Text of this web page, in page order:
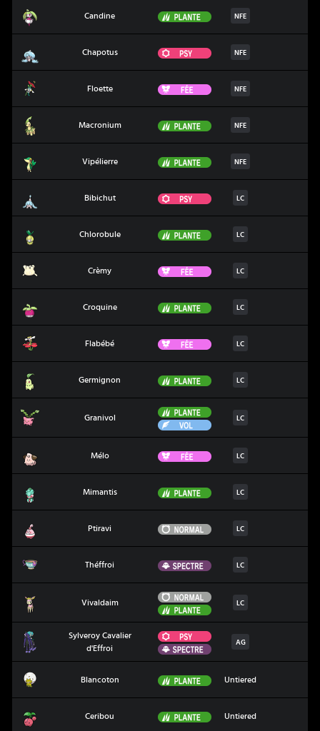
Candine Plante NFE
Chapotus Psy NFE
Floette Fée NFE
Macronium Plante NFE
Vipélierre Plante NFE
Bibichut Psy LC
Chlorobule Plante LC
Crèmy Fée LC
Croquine Plante LC
Flabébé Fée LC
Germignon Plante LC
Granivol
Plante
Vol
LC
Mélo Fée LC
Mimantis Plante LC
Ptiravi Normal LC
Théffroi Spectre LC
Vivaldaim
Normal
Plante
LC
Sylveroy Cavalier d'Effroi
Sylveroy Cavalier
d'Effroi
Psy
Spectre
AG
Blancoton PlanteUntiered
Ceribou PlanteUntiered